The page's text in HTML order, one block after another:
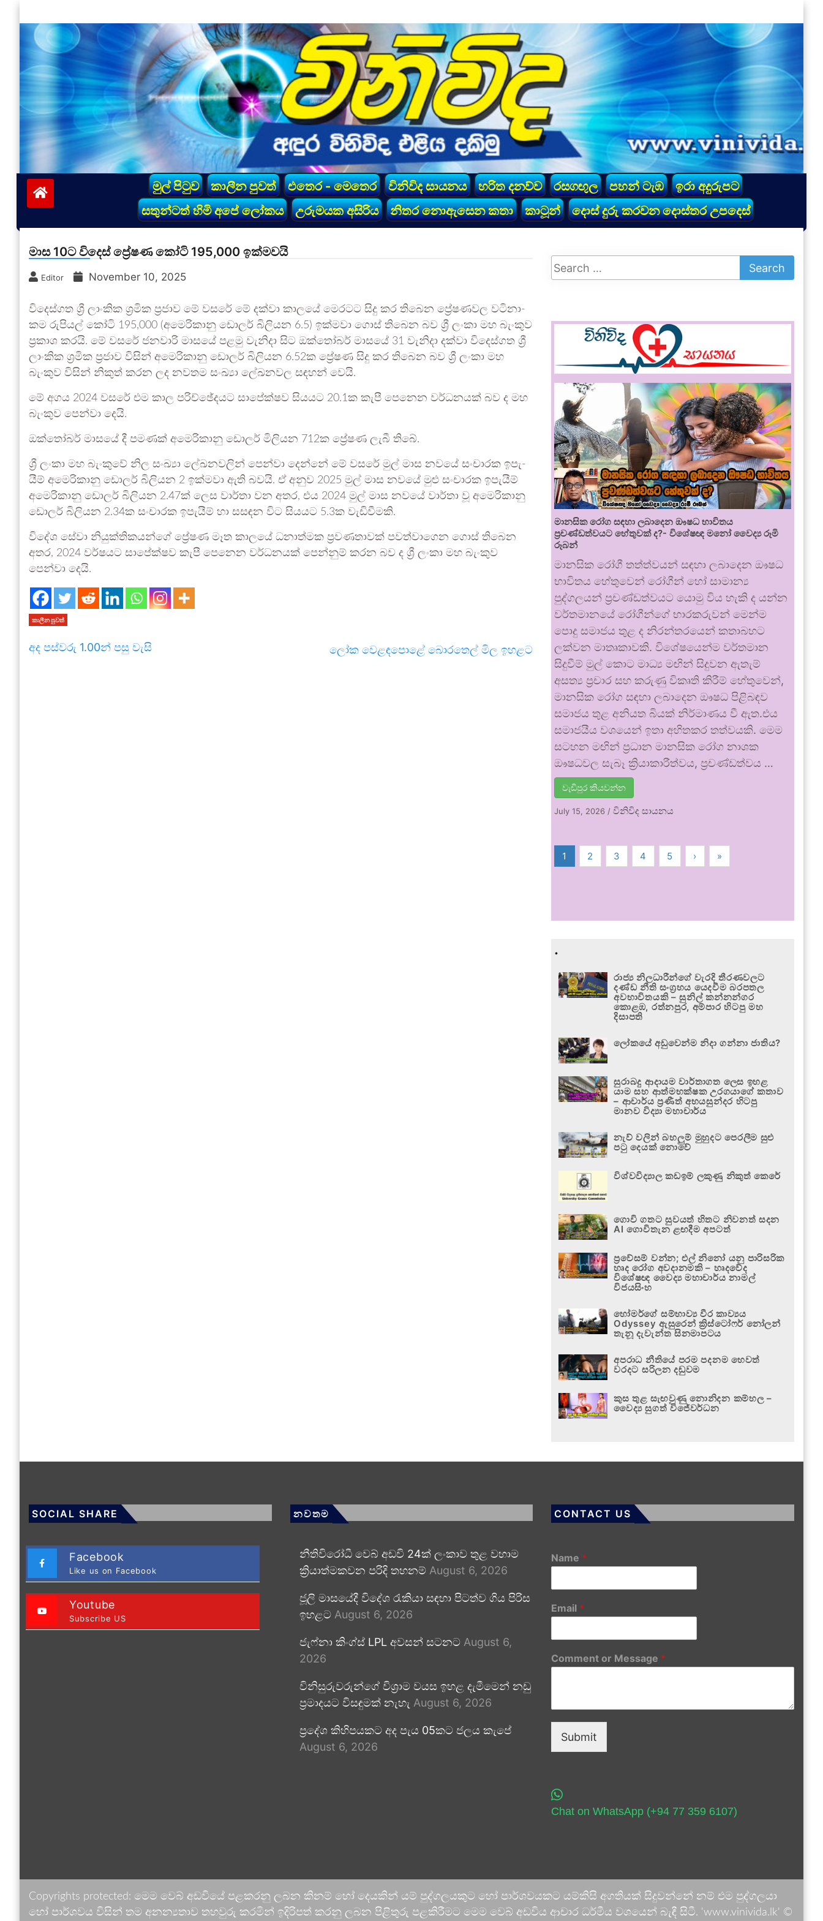
to
content
vinivida.lk
මුල් පිටුව කාලීන පුවත් එතෙර - මෙතෙර විනිවිද සායනය හරිත දනව්ව රසගඟුල පහන් ටැඹ
ඉරා අදුරුපට
සතුන්ටත් හිමි අපේ ලෝකය
උරුමයක අසිරිය නිතර නොඇසෙන කතා කාටූන් දොස් දුරු කරවන දොස්තර උපදෙස්
මාස 10ට විදෙස් ප්‍රේෂණ කෝටි 195,000 ඉක්ම­වයි
Editor November 10, 2025
විදෙ­ස්ගත ශ්‍රී ලාංකික ශ්‍රමික ප්‍රජාව මේ වසරේ මේ දක්වා කාලයේ මෙර­ටට සිදු කර තිබෙන ප්‍රේෂ­ණ­වල වටි­නා­
කම රුපි­යල් කෝටි 195,000 (අමෙ­රි­කානු ඩොලර් බිලි­යන 6.5) ඉක්මවා ගොස් තිබෙන බව ශ්‍රී ලංකා මහ බැංකුව
ප්‍රකාශ කරයි. මේ වසරේ ජන­වාරි මාසයේ පළමු වැනිදා සිට ඔක්තෝ­බර් මාසයේ 31 වැනිදා දක්වා විදෙ­ස්ගත ශ්‍රී
ලාංකික ශ්‍රමික ප්‍රජාව විසින් අමෙ­රි­කානු ඩොලර් බිලි­යන 6.52ක ප්‍රේෂණ සිදු කර තිබෙන බව ශ්‍රී ලංකා මහ
බැංකුව විසින් නිකුත් කරන ලද නව­තම සංඛ්‍යා ලේඛ­න­වල සඳ­හන් වෙයි.
මේ අගය 2024 වසරේ එම කාල පරි­ච්ඡේ­ද­යට සාපේ­ක්ෂව සිය­යට 20.1ක කැපී පෙනෙන වර්ධ­න­යක් බව ද මහ
බැංකුව පෙන්වා දෙයි.
ඔක්තෝ­බර් මාසයේ දී පම­ණක් අමෙ­රි­කානු ඩොලර් මිලි­යන 712ක ප්‍රේෂණ ලැබී තිබේ.
ශ්‍රී ලංකා මහ බැංකුවේ නිල සංඛ්‍යා ලේඛ­න­ව­ලින් පෙන්වා දෙන්නේ මේ වසරේ මුල් මාස නවයේ සංචා­රක ඉපැ­
යීම් අමෙ­රි­කානු ඩොලර් බිලි­යන 2 ඉක්මවා ඇති බවයි. ඒ අනුව 2025 මුල් මාස නවයේ මුළු සංචා­රක ඉපැ­යීම්
අමෙ­රි­කානු ඩොලර් බිලි­යන 2.47ක් ලෙස වාර්තා වන අතර, එය 2024 මුල් මාස නවයේ වාර්තා වූ අමෙ­රි­කානු
ඩොලර් බිලි­යන 2.34ක සංචා­රක ඉපැ­යීම් හා සස­ඳන විට සිය­යට 5.3ක වැඩි­වී­මකි.
විදේශ සේවා නියු­ක්ති­ක­යන්ගේ ප්‍රේෂණ මෑත කාලයේ ධනා­ත්මක ප්‍රව­ණ­තා­වක් පව­ත්වා­ගෙන ගොස් තිබෙන
අතර, 2024 වර්ෂ­යට සාපේ­ක්ෂව කැපී පෙනෙන වර්ධ­න­යක් පෙන්නුම් කරන බව ද ශ්‍රී ලංකා මහ බැංකුව
පෙන්වා දෙයි.
කාලීන පුවත්
අද පස්වරු 1.00න් පසු වැසි ලෝක වෙළඳපොළේ බොරතෙල් මිල ඉහළට
මානසික රෝග සඳහා ලබාදෙන ඖෂධ භාවිතය
ප්‍රචණ්ඩත්වයට හේතුවක් ද?- විශේෂඥ මනෝ වෛද්‍ය රූමි
රූබන්
මානසික රෝගී තත්ත්වයන් සඳහා ලබාදෙන ඖෂධ
භාවිතය හේතුවෙන් රෝගීන් හෝ සාමාන්‍ය
පුද්ගලයන් ප්‍රචණ්ඩත්වයට යොමු විය හැකි ද යන්න
වර්තමානයේ රෝගීන්ගේ භාරකරුවන් මෙන්ම
පොදු සමාජය තුළ ද නිරන්තරයෙන් කතාබහට
ලක්වන මාතෘකාවකි. විශේෂයෙන්ම වර්තමාන
සිදුවීම් මුල් කොට මාධ්‍ය මඟින් සිදුවන ඇතැම්
අසත්‍ය ප්‍රචාර සහ කරුණු විකෘති කිරීම් හේතුවෙන්,
මානසික රෝග සඳහා ලබාදෙන ඖෂධ පිළිබඳව
සමාජය තුළ අනියත බියක් නිර්මාණය වී ඇත.එය
සමාජයීය වශයෙන් ඉතා අහිතකර තත්වයකි. මෙම
සටහන මඟින් ප්‍රධාන මානසික රෝග නාශක
ඖෂධවල සැබෑ ක්‍රියාකාරීත්වය, ප්‍රචණ්ඩත්වය …
වැඩිපුර කියවන්න
July 15, 2026 /විනිවිද සායනය
1 2 3 4 5 › »
.
රාජ්‍ය නිලධාරීන්ගේ වැරදි තීරණවලට
දණ්ඩ නීති සංග්‍රහය යෙදවීම බරපතල
අවභාවිතයකි – සුනිල් කන්නන්ගර
කොළඹ, රත්නපුර, අම්පාර හිටපු මහ
දිසාපති
ලෝකයේ අඩුවෙන්ම නිදා ගන්නා ජාතිය?
සුරාබදු ආදායම වාර්තාගත ලෙස ඉහළ
යාම සහ ආත්මභක්ෂක උරගයාගේ කතාව
– ආචාර්ය ප්‍රණීත් අභයසුන්දර හිටපු
මානව විද්‍යා මහාචාර්ය
නැව් වලින් බහලුම් මුහුදට පෙරලීම සුළු
පටු දෙයක් නොවේ
විශ්වවිද්‍යාල කඩඉම් ලකුණු නිකුත් කෙරේ
ගොවි ගතට සුවයත් හිතට නිවනත් සදන
AI ගොවිතැන ළඟදීම අපටත්
ප්‍රවේසම් වන්න; එල් නිනෝ යනු පාරිසරික
හෘද රෝග අවදානමකි – හෘදවේද
විශේෂඥ වෛද්‍ය මහාචාර්ය නාමල්
විජයසිංහ
හෝමර්ගේ සම්භාව්‍ය වීර කාව්‍යය
Odyssey ඇසුරෙන් ක්‍රිස්ටෝෆර් නෝලන්
තැනූ දැවැන්ත සිනමාපටය
අපරාධ නීතියේ පරම පදනම හෙවත්
වරදට සරිලන දඬුවම
කුස තුළ සැඟවුණු නොනිදන කම්හල –
වෛද්‍ය සුගත් විජේවර්ධන
SOCIAL SHARE
Facebook
Like us on Facebook
Youtube
Subscribe US
නවතම
නීතිවිරෝධී වෙබ් අඩවි 24ක් ලංකාව තුළ වහාම
ක්‍රියාත්මකවන පරිදි තහනම් August 6, 2026
ජූලි මාසයේදී විදේශ රැකියා සඳහා පිටත්ව ගිය පිරිස
ඉහළට August 6, 2026
ජැෆ්නා කිංග්ස් LPL අවසන් සටනට August 6,
2026
විනිසුරුවරුන්ගේ විශ්‍රාම වයස ඉහළ දැමීමෙන් නඩු
ප්‍රමාදයට විසඳුමක් නැහැ August 6, 2026
ප්‍රදේශ කිහිපයකට අද පැය 05කට ජලය කැපේ
August 6, 2026
CONTACT US
Name *
Email *
Comment or Message *
Submit
Chat on WhatsApp (+94 77 359 6107)
Copyrights protected: මෙම වෙබ් අඩවියේ පළකරනු ලබන කිනම් හෝ දෙයකින් යම් පුද්ගලයකුට හෝ පාර්ශවයකට යම්කිසි අගතියක් සිදුවන්නේ නම් එම පුද්ගලයා
හෝ පාර්ශවය විසින් තම අනන්‍යතාව තහවුරු කරමින් ඉදිරිපත් කරනු ලබන පිළිතුරු පළකිරීමට මෙම වෙබ් අඩවිය ආචාර ධර්මීය වශයෙන් බැඳී සිටී. 'www.vinivida.lk' ©